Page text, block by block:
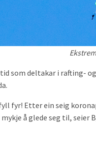
som deltakar i rafting-
fyr! Etter ein seig
å glede seg til, seier